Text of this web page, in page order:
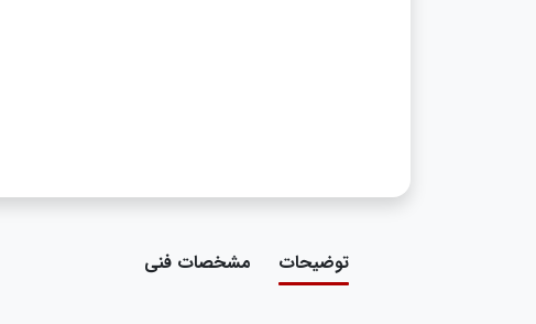
توضیحات مشخصات فنی